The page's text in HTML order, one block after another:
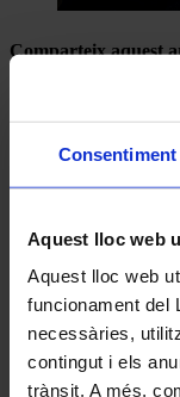
Consentiment
Aquest lloc web
Aquest lloc web
funcionament del
necessàries,
contingut i els
trànsit. A més,
Comparteix aquest
Compártelo en
Compártelo per
L'adreça electrònica
marcats amb*
Comentari*